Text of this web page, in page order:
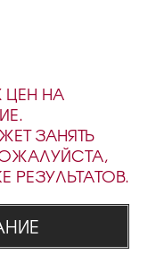
НА
ЗАНЯТЬ
РЕЗУЛЬТАТОВ.